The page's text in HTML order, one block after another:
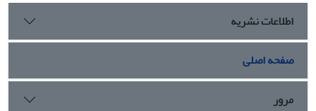
اطلاعات نشریه
صفحه اصلی
مرور